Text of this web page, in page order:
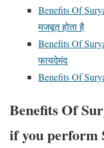
Benefits Of
मजबूत होता है
Benefits Of
फायदेमंद
Benefits Of
Benefits Of
if you perform